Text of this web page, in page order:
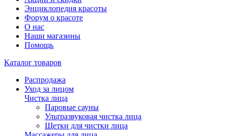
Энциклопедия красоты
Форум о красоте
О нас
Наши магазины
Помощь
Каталог товаров
Распродажа
Уход за лицом
Чистка лица
Паровые сауны
Ультразвуковая чистка лица
Щетки для чистки лица